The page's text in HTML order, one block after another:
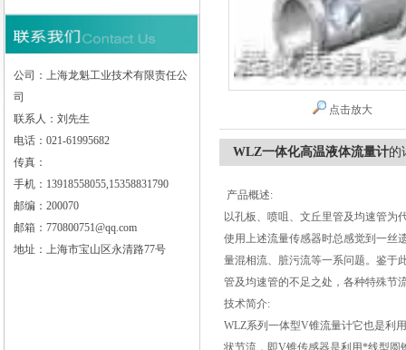
公司：上海龙魁工业技术有限责任公
司
联系人：刘先生
电话：021-61995682
传真：
手机：13918558055,15358831790
邮编：200070
邮箱：770800751@qq.com
地址：上海市宝山区永清路77号
点击放大
WLZ一体化高温液体流量计的
产品概述:
以孔板、喷咀、文丘里管及均速管为
使用上述流量传感器时总感觉到一丝
量混相流、脏污流等一系问题。鉴于
管及均速管的不足之处，各种特殊节
技术简介:
WLZ系列一体型V锥流量计它也是利
状节流，即V锥传感器是利用*线型圆